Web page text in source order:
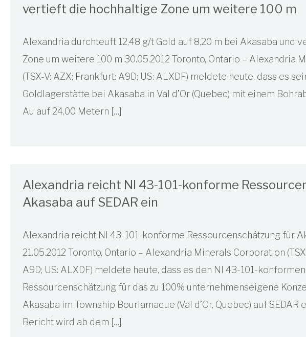
vertieft die hochhaltige Zone um weitere 100 m
Alexandria durchteuft 12,48 g/t Gold auf 8,20 m bei Akasaba und
Zone um weitere 100 m 30.05.2012 Toronto, Ontario – Alexandria
(TSX-V: AZX; Frankfurt: A9D; US: ALXDF) meldete heute, dass es
Goldlagerstätte bei Akasaba in Val d’Or (Quebec) mit einem
Au auf 24,00 Metern […]
Alexandria reicht NI 43-101-konforme
Akasaba auf SEDAR ein
Alexandria reicht NI 43-101-konforme Ressourcenschätzung für
21.05.2012 Toronto, Ontario – Alexandria Minerals Corporation
A9D; US: ALXDF) meldete heute, dass es den NI 43-101-
Ressourcenschätzung für das zu 100% unternehmenseigene
Akasaba im Township Bourlamaque (Val d’Or, Quebec) auf SEDAR
Bericht wird ab dem […]